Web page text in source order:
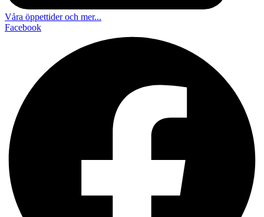
Våra öppettider och mer...
Facebook